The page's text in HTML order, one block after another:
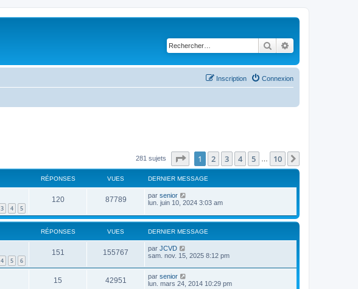
Rechercher
Connexion
Inscription
281 sujets Page sur10
1 2 3 4 5 10
RÉPONSES VUES DERNIER MESSAGE
3 4 5
120 87789 par senior
lun. juin 10, 2024 3:03 am
RÉPONSES VUES DERNIER MESSAGE
4 5 6
151 155767 par JCVD
sam. nov. 15, 2025 8:12 pm
15 42951 par senior
lun. mars 24, 2014 10:29 pm